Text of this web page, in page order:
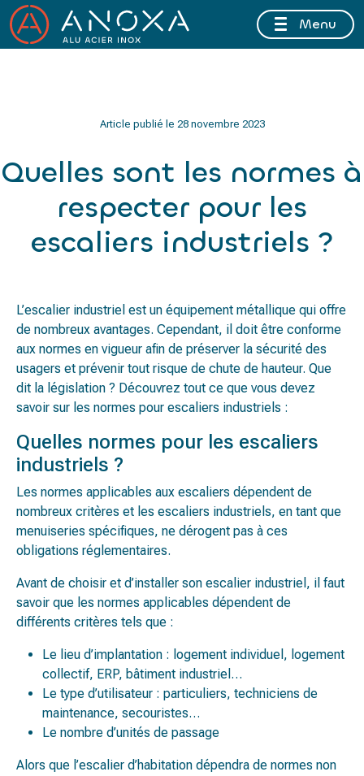
FERMETURE ESTIVALE DU 10 AU 16 AOÛT 2026 INCLUSMenu
Article publié le 28 novembre 2023
Quelles sont les normes à
respecter pour les
escaliers industriels ?
L’escalier industriel est un équipement métallique qui offre
de nombreux avantages. Cependant, il doit être conforme
aux normes en vigueur afin de préserver la sécurité des
usagers et prévenir tout risque de chute de hauteur. Que
dit la législation ? Découvrez tout ce que vous devez
savoir sur les normes pour escaliers industriels :
Quelles normes pour les escaliers
industriels ?
Les normes applicables aux escaliers dépendent de
nombreux critères et les escaliers industriels, en tant que
menuiseries spécifiques, ne dérogent pas à ces
obligations réglementaires.
Avant de choisir et d’installer son escalier industriel, il faut
savoir que les normes applicables dépendent de
différents critères tels que :
Le lieu d’implantation : logement individuel, logement
collectif, ERP, bâtiment industriel…
Le type d’utilisateur : particuliers, techniciens de
maintenance, secouristes…
Le nombre d’unités de passage
Alors que l’escalier d’habitation dépendra de normes non